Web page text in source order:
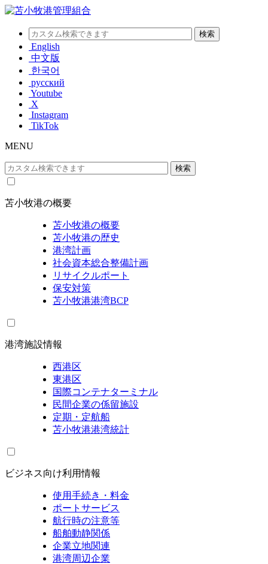
English
中文版
한국어
русский
Youtube
X
Instagram
TikTok
MENU
苫小牧港の概要
苫小牧港の概要
苫小牧港の歴史
港湾計画
社会資本総合整備計画
リサイクルポート
保安対策
苫小牧港港湾BCP
港湾施設情報
西港区
東港区
国際コンテナターミナル
民間企業の係留施設
定期・定航船
苫小牧港港湾統計
ビジネス向け利用情報
使用手続き・料金
ポートサービス
航行時の注意等
船舶動静関係
企業立地関連
港湾周辺企業